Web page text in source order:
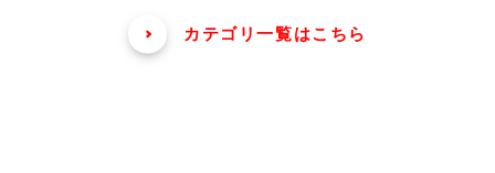
カテゴリ一覧はこちら